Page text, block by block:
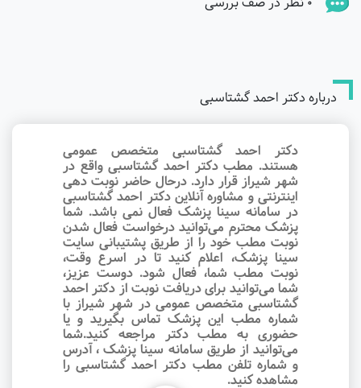
درباره دکتر احمد گشتاسبی
دکتر احمد گشتاسبی متخصص عمومی
هستند. مطب دکتر احمد گشتاسبی واقع در
شهر شیراز قرار دارد. درحال حاضر نوبت‌ دهی
اینترنتی و مشاوره آنلاین دکتر احمد گشتاسبی
در سامانه سینا پزشک فعال نمی باشد. شما
پزشک محترم می‌توانید درخواست فعال شدن
نوبت مطب خود را از طریق پشتیبانی سایت
سینا پزشک، اعلام کنید تا در اسرع وقت‌،
نوبت مطب شما، فعال شود. دوست عزیز،
شما می‌توانید برای دریافت نوبت از دکتر احمد
گشتاسبی متخصص عمومی در شهر شیراز با
شماره مطب این پزشک تماس بگیرید و یا
حضوری به مطب دکتر مراجعه کنید.شما
می‌توانید از طریق سامانه سینا پزشک ، آدرس
و شماره تلفن مطب دکتر احمد گشتاسبی را
مشاهده کنید.